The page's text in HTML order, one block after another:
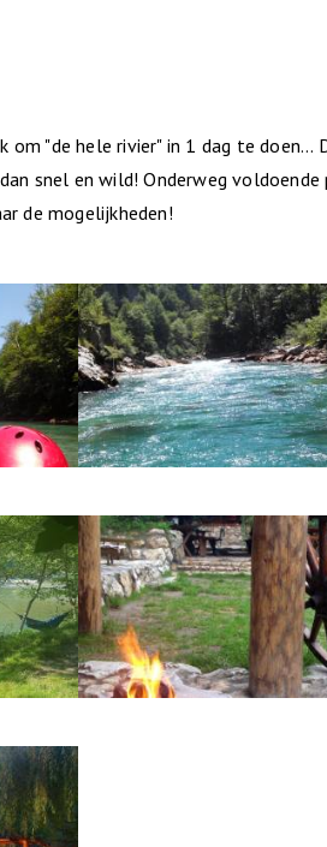
"de hele rivier" in 1 dag te doen...
snel en wild! Onderweg voldoende
de mogelijkheden!